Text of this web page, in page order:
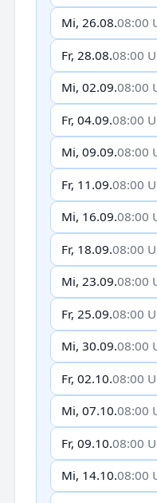
Mi, 26.08.08:00
Fr, 28.08.08:00
Mi, 02.09.08:00
Fr, 04.09.08:00
Mi, 09.09.08:00
Fr, 11.09.08:00
Mi, 16.09.08:00
Fr, 18.09.08:00
Mi, 23.09.08:00
Fr, 25.09.08:00
Mi, 30.09.08:00
Fr, 02.10.08:00
Mi, 07.10.08:00
Fr, 09.10.08:00
Mi, 14.10.08:00